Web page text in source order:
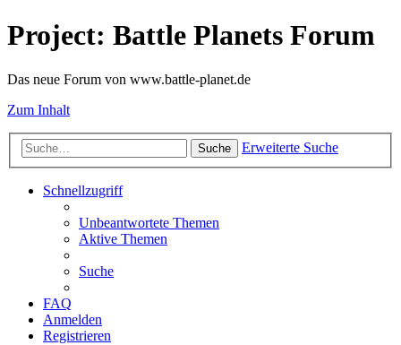
Project: Battle Planets Forum
Das neue Forum von www.battle-planet.de
Zum Inhalt
Suche Erweiterte Suche
Schnellzugriff
Unbeantwortete Themen
Aktive Themen
Suche
FAQ
Anmelden
Registrieren